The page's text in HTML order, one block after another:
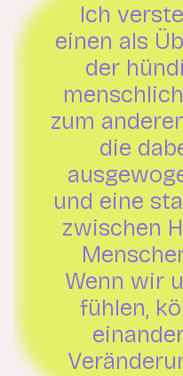
Ich
einen als
der
zum
die
und eine
zwischen
Wenn wir
fühlen,